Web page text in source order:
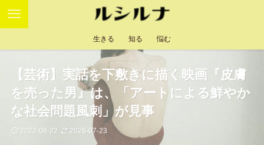
生きる 知る 悩む
【芸術】実話を下敷きに描く映画『皮膚
を売った男』は、「アートによる鮮やか
な社会問題風刺」が見事
2022-08-22 2026-07-23